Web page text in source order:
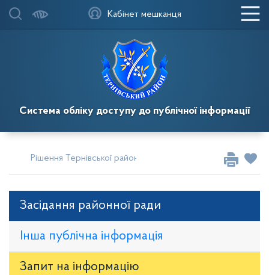
Система обліку доступу до публічної інформації
Кабінет мешканця
Рішення Тернівської районної у місті ради Сесії за
Засідання районної ради
Інша публічна інформація
Запит на iнформацію